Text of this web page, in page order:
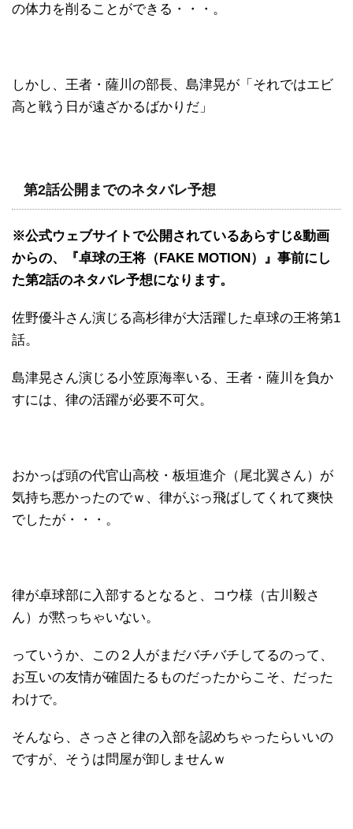
の体力を削ることができる・・・。
しかし、王者・薩川の部長、島津晃が「それではエビ
高と戦う日が遠ざかるばかりだ」
第2話公開までのネタバレ予想
※公式ウェブサイトで公開されているあらすじ&動画
からの、『卓球の王将（FAKE MOTION）』事前にし
た第2話のネタバレ予想になります。
佐野優斗さん演じる高杉律が大活躍した卓球の王将第1
話。
島津晃さん演じる小笠原海率いる、王者・薩川を負か
すには、律の活躍が必要不可欠。
おかっぱ頭の代官山高校・板垣進介（尾北翼さん）が
気持ち悪かったのでｗ、律がぶっ飛ばしてくれて爽快
でしたが・・・。
律が卓球部に入部するとなると、コウ様（古川毅さ
ん）が黙っちゃいない。
っていうか、この２人がまだバチバチしてるのって、
お互いの友情が確固たるものだったからこそ、だった
わけで。
そんなら、さっさと律の入部を認めちゃったらいいの
ですが、そうは問屋が卸しませんｗ